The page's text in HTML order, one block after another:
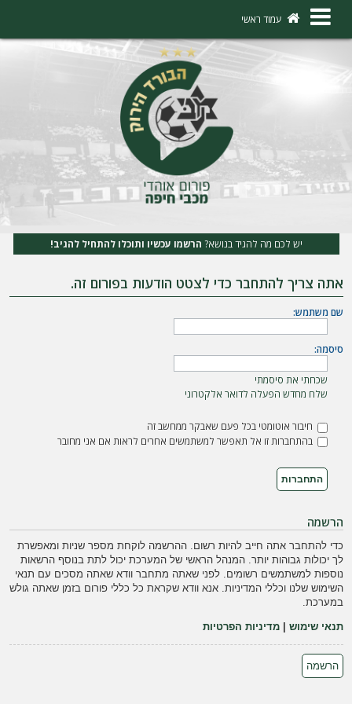
×
ו
ר
ש
ה
עמוד ראשי
יש לכם מה להגיד בנושא? הרשמו עכשיו ותוכלו להתחיל להגיב!
אתה צריך להתחבר כדי לצטט הודעות בפורום זה.
שם משתמש:
סיסמה:
שכחתי את סיסמתי
שלח מחדש הפעלה לדואר אלקטרוני
חיבור אוטומטי בכל פעם שאבקר ממחשב זה
בהתחברות זו אל תאפשר למשתמשים אחרים לראות אם אני מחובר
הרשמה
כדי להתחבר אתה חייב להיות רשום. ההרשמה לוקחת מספר שניות ומאפשרת
לך יכולות גבוהות יותר. המנהל הראשי של המערכת יכול לתת בנוסף הרשאות
נוספות למשתמשים רשומים. לפני שאתה מתחבר וודא שאתה מסכים עם תנאי
השימוש שלנו וכללי המדיניות. אנא וודא שקראת כל כללי פורום בזמן שאתה גולש
במערכת.
תנאי שימוש |מדיניות הפרטיות
הרשמה